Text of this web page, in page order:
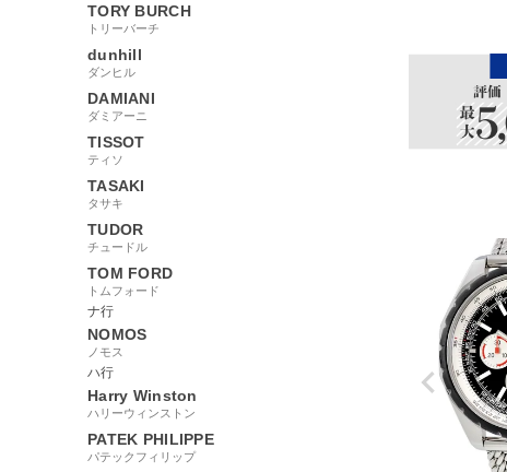
TORY BURCH
トリーバーチ
dunhill
ダンヒル
DAMIANI
ダミアーニ
TISSOT
ティソ
TASAKI
タサキ
TUDOR
チュードル
TOM FORD
トムフォード
ナ行
NOMOS
ノモス
ハ行
Harry Winston
ハリーウィンストン
PATEK PHILIPPE
パテックフィリップ